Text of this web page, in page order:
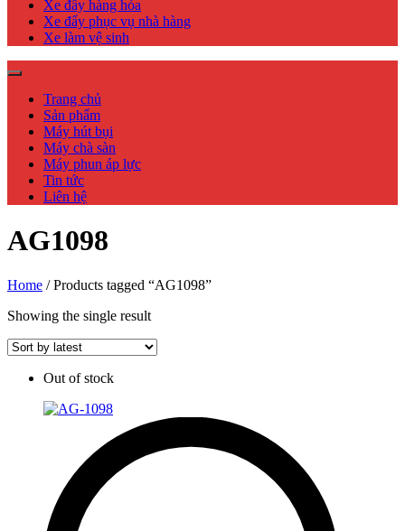
Xe đẩy hàng hóa
Xe đẩy phục vụ nhà hàng
Xe làm vệ sinh
Trang chủ
Sản phẩm
Máy hút bụi
Máy chà sàn
Máy phun áp lực
Tin tức
Liên hệ
AG1098
Home / Products tagged “AG1098”
Showing the single result
Out of stock